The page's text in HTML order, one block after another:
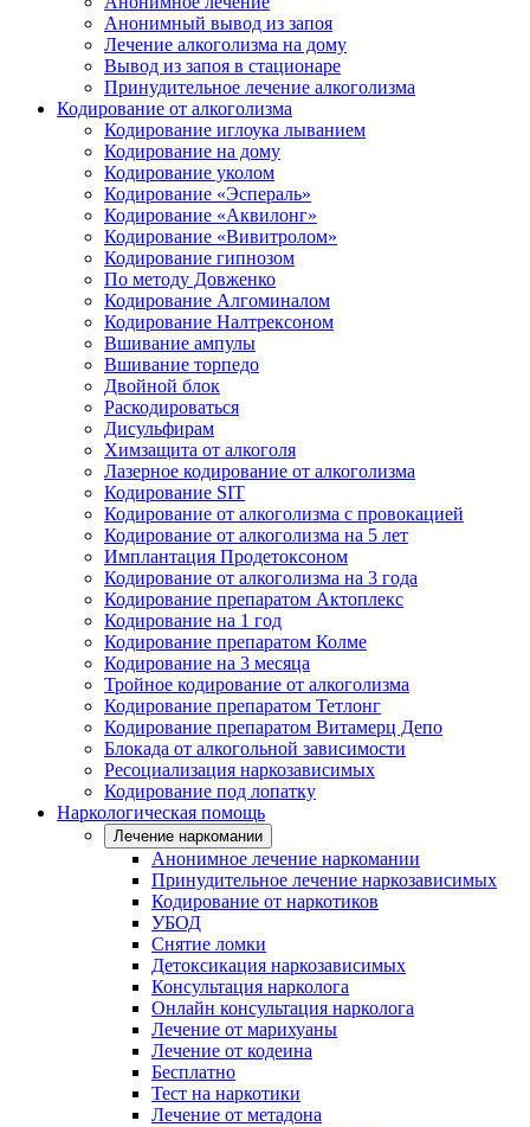
Анонимный вывод из запоя
Лечение алкоголизма на дому
Вывод из запоя в стационаре
Принудительное лечение алкоголизма
Кодирование от алкоголизма
Кодирование иглоука лыванием
Кодирование на дому
Кодирование уколом
Кодирование «Эспераль»
Кодирование «Аквилонг»
Кодирование «Вивитролом»
Кодирование гипнозом
По методу Довженко
Кодирование Алгоминалом
Кодирование Налтрексоном
Вшивание ампулы
Вшивание торпедо
Двойной блок
Раскодироваться
Дисульфирам
Химзащита от алкоголя
Лазерное кодирование от алкоголизма
Кодирование SIT
Кодирование от алкоголизма с провокацией
Кодирование от алкоголизма на 5 лет
Имплантация Продетоксоном
Кодирование от алкоголизма на 3 года
Кодирование препаратом Актоплекс
Кодирование на 1 год
Кодирование препаратом Колме
Кодирование на 3 месяца
Тройное кодирование от алкоголизма
Кодирование препаратом Тетлонг
Кодирование препаратом Витамерц Депо
Блокада от алкогольной зависимости
Ресоциализация наркозависимых
Кодирование под лопатку
Наркологическая помощь
Лечение наркомании
Анонимное лечение наркомании
Принудительное лечение наркозависимых
Кодирование от наркотиков
УБОД
Снятие ломки
Детоксикация наркозависимых
Консультация нарколога
Онлайн консультация нарколога
Лечение от марихуаны
Лечение от кодеина
Бесплатно
Тест на наркотики
Лечение от метадона